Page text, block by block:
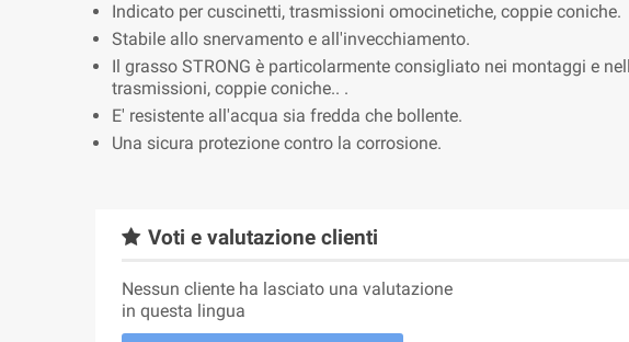
Indicato per cuscinetti, trasmissioni omocinetiche, coppie coniche.
Stabile allo snervamento e all'invecchiamento.
Il grasso STRONG è particolarmente consigliato nei montaggi e
trasmissioni, coppie coniche.. .
E' resistente all'acqua sia fredda che bollente.
Una sicura protezione contro la corrosione.
Voti e valutazione clienti
Nessun cliente ha lasciato una valutazione
in questa lingua